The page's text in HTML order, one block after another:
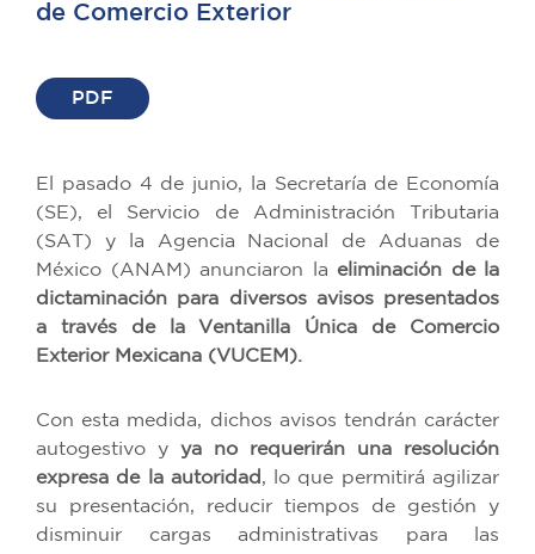
de Comercio Exterior
PDF
El pasado 4 de junio, la Secretaría de Economía
(SE), el Servicio de Administración Tributaria
(SAT) y la Agencia Nacional de Aduanas de
México (ANAM) anunciaron la eliminación de la
dictaminación para diversos avisos presentados
a través de la Ventanilla Única de Comercio
Exterior Mexicana (VUCEM).
Con esta medida, dichos avisos tendrán carácter
autogestivo y ya no requerirán una resolución
expresa de la autoridad , lo que permitirá agilizar
su presentación, reducir tiempos de gestión y
disminuir cargas administrativas para las